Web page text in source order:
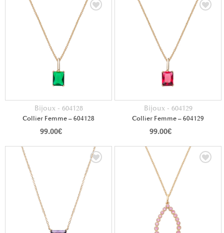
Bijoux - 604128
Collier Femme – 604128
99.00€
Bijoux - 604129
Collier Femme – 604129
99.00€